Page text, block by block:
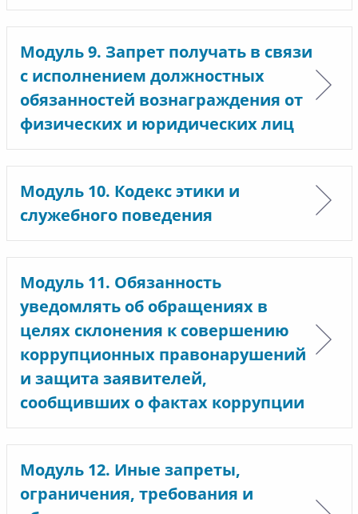
Модуль 9. Запрет получать в связи
с исполнением должностных
обязанностей вознаграждения от
физических и юридических лиц
Модуль 10. Кодекс этики и
служебного поведения
Модуль 11. Обязанность
уведомлять об обращениях в
целях склонения к совершению
коррупционных правонарушений
и защита заявителей,
сообщивших о фактах коррупции
Модуль 12. Иные запреты,
ограничения, требования и